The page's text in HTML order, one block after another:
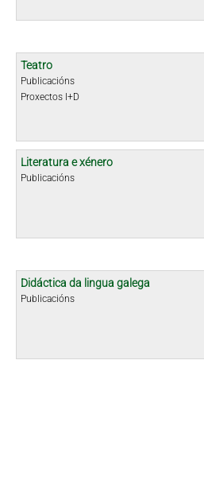
Teatro
Publicacións
Proxectos I+D
Literatura e xénero
Publicacións
Didáctica da lingua galega
Publicacións